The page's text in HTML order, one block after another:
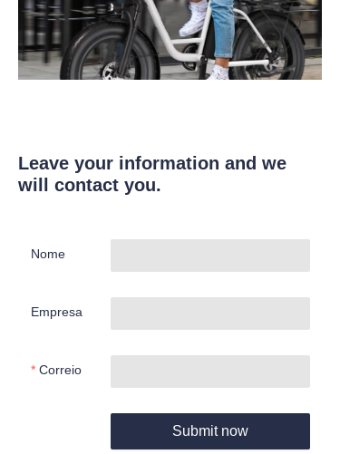
Leave your information and we
will contact you.
Nome
Empresa
Correio
Submit now